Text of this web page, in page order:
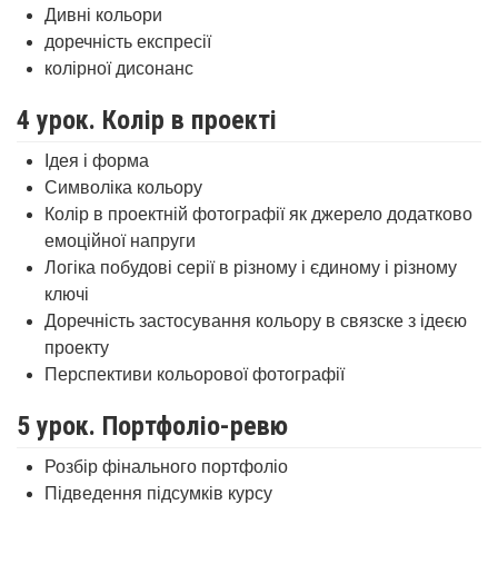
Дивні кольори
доречність експресії
колірної дисонанс
4 урок. Колір в проекті
Ідея і форма
Символіка кольору
Колір в проектній фотографії як джерело додатково
емоційної напруги
Логіка побудові серії в різному і єдиному і різному
ключі
Доречність застосування кольору в связске з ідеєю
проекту
Перспективи кольорової фотографії
5 урок. Портфоліо-ревю
Розбір фінального портфоліо
Підведення підсумків курсу